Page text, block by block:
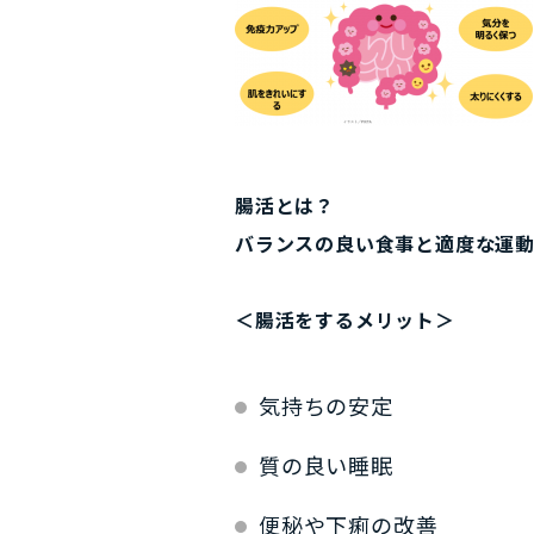
腸活とは？
バランスの良い食事と適度な運
＜腸活をするメリット＞
気持ちの安定
質の良い睡眠
便秘や下痢の改善